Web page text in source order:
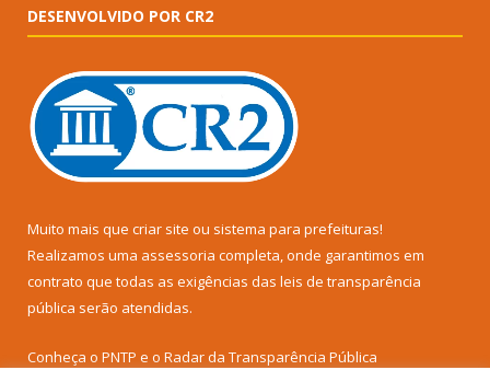
DESENVOLVIDO POR CR2
Muito mais que criar site ou sistema para prefeituras!
Realizamos uma assessoria completa, onde garantimos em
contrato que todas as exigências das leis de transparência
pública serão atendidas.
Conheça o PNTP e o Radar da Transparência Pública